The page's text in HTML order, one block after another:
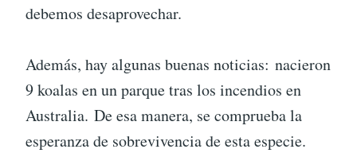
debemos desaprovechar.
Además, hay algunas buenas noticias: nacieron
9 koalas en un parque tras los incendios en
Australia. De esa manera, se comprueba la
esperanza de sobrevivencia de esta especie.